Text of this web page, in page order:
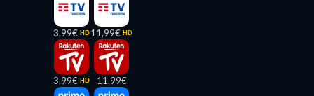
3,99€ HD
3,99€ HD
11,99€ HD
11,99€